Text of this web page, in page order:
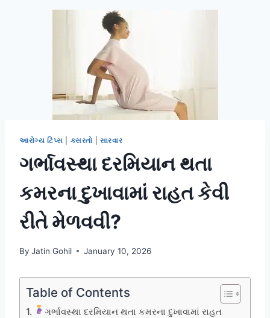
આરોગ્ય ટિપ્સ કસરતો સારવાર
ગર્ભાવસ્થા દરમિયાન થતા
કમરના દુખાવામાં રાહત કેવી
રીતે મેળવવી?
By Jatin Gohil January 10, 2026
Table of Contents
ગર્ભાવસ્થા દરમિયાન થતા કમરના દુખાવામાં રાહત